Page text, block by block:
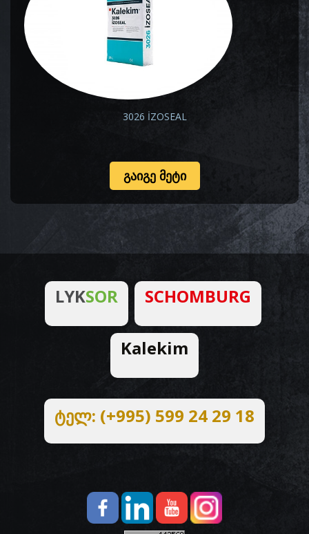
3026 İZOSEAL
ᲒᲐᲘᲒᲔ ᲛᲔᲢᲘ
LYKSOR SCHOMBURG
Kalekim
ტელ: (+995) 599 24 29 18